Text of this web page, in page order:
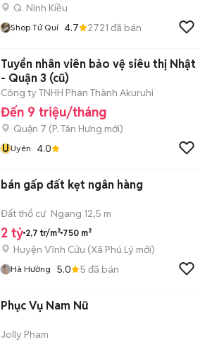
Q. Ninh Kiều
Shop Tứ Quí 4.7 2721 đã bán
Tuyển nhân viên bảo vệ siêu thị Nhật
- Quận 3 (cũ)
Công ty TNHH Phan Thành Akuruhi
Đến 9 triệu/tháng
Quận 7 (P. Tân Hưng mới)
UUyên 4.0
bán gấp đất kẹt ngân hàng
Đất thổ cư Ngang 12,5 m
2 tỷ 2,7 tr/m² 750 m²
Huyện Vĩnh Cửu (Xã Phú Lý mới)
Hà Hường 5.0 5 đã bán
Phục Vụ Nam Nữ
Jolly Pham